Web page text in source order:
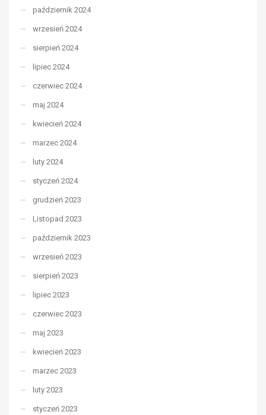
październik 2024
wrzesień 2024
sierpień 2024
lipiec 2024
czerwiec 2024
maj 2024
kwiecień 2024
marzec 2024
luty 2024
styczeń 2024
grudzień 2023
Listopad 2023
październik 2023
wrzesień 2023
sierpień 2023
lipiec 2023
czerwiec 2023
maj 2023
kwiecień 2023
marzec 2023
luty 2023
styczeń 2023